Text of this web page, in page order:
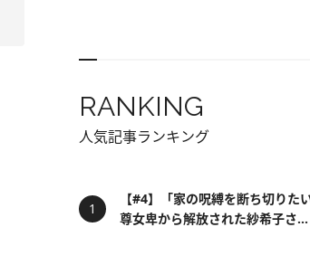
RANKING
人気記事ランキング
【#4】「家の呪縛を断ち切りた
尊女卑から解放された紗希子さ...